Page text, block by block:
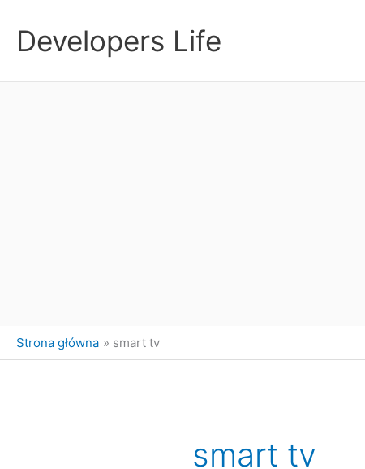
treściDevelopers Life
Strona główna smart tv
smart tv